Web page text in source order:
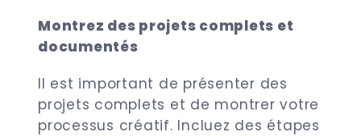
Montrez des projets complets et
documentés
Il est important de présenter des
projets complets et de montrer votre
processus créatif. Incluez des étapes